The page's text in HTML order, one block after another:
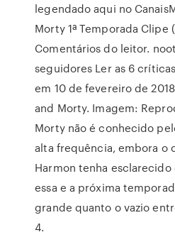
legendado aqui no
Morty 1ª Temporada Clipe
Comentários do leitor.
seguidores Ler as 6
em 10 de fevereiro de
and Morty. Imagem:
Morty não é conhecido
alta frequência, embora o
Harmon tenha
essa e a próxima
grande quanto o vazio
4.